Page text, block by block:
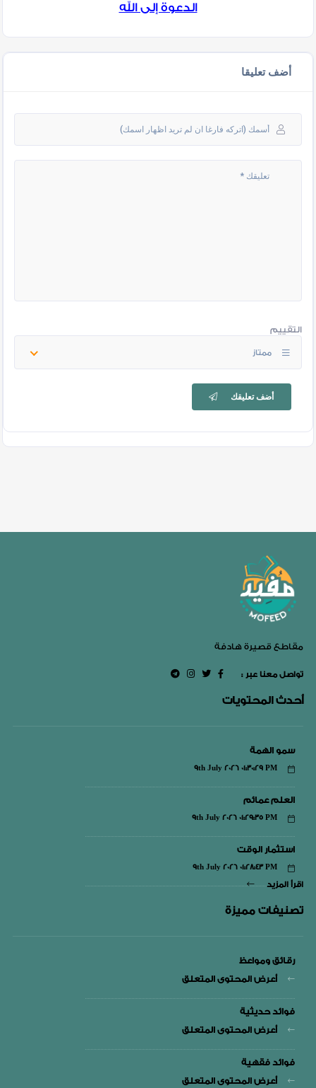
الدعوة إلى الله
أضف تعليقا
التقييم
ممتاز
أضف تعليقك
مقاطع قصيرة هادفة
: تواصل معنا عبر
أحدث المحتويات
سمو الهمة
9th July 2026 01:30:29 PM
العلم عمائم
9th July 2026 01:29:35 PM
استثمار الوقت
9th July 2026 01:28:43 PM
اقرأ المزيد
تصنيفات مميزة
رقائق ومواعظ
أعرض المحتوى المتعلق
فوائد حديثية
أعرض المحتوى المتعلق
فوائد فقهية
أعرض المحتوى المتعلق